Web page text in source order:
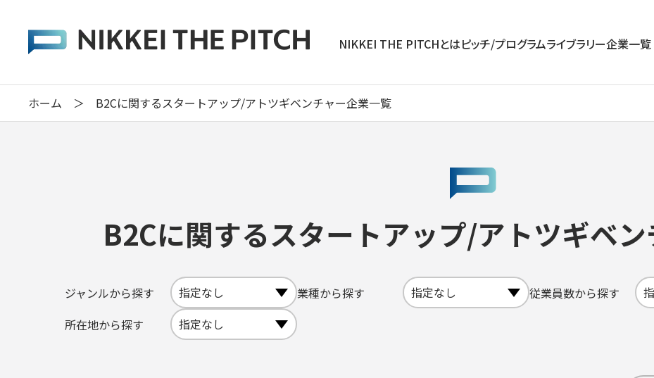
NIKKEI THE PITCHとはピッチ/プログラムライブラリー企業⼀覧
ホーム ＞ B2Cに関するスタートアップ/アトツギベンチャー企業一覧
B2Cに関するスタートアップ/アトツギベ
ジャンルから探す 業種から探す
従業員数から探す
所在地から探す